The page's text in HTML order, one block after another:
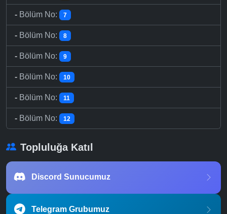
- Bölüm No: 7
- Bölüm No: 8
- Bölüm No: 9
- Bölüm No: 10
- Bölüm No: 11
- Bölüm No: 12
Topluluğa Katıl
Discord Sunucumuz
Telegram Grubumuz